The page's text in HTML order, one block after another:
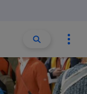
Buscar